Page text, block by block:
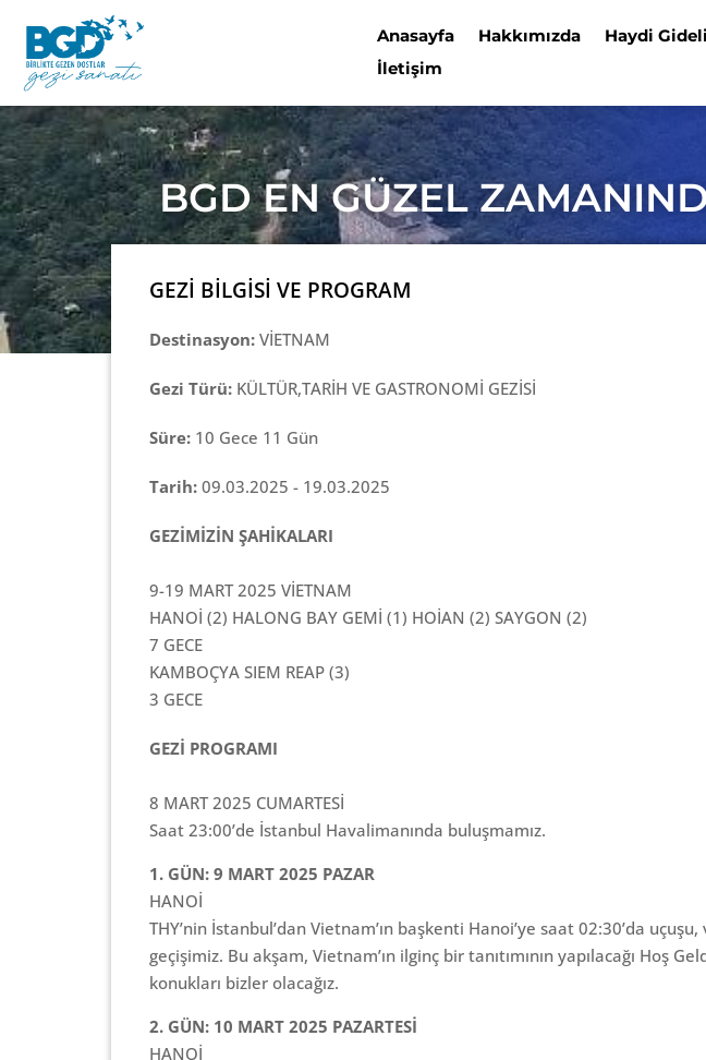
Anasayfa Hakkımızda Haydi
İletişim
BGD EN GÜZEL
GEZİ BİLGİSİ VE PROGRAM
Destinasyon: VİETNAM
Gezi Türü: KÜLTÜR,TARİH VE GASTRONOMİ GEZİSİ
Süre: 10 Gece 11 Gün
Tarih: 09.03.2025 - 19.03.2025
GEZİMİZİN ŞAHİKALARI
9-19 MART 2025 VİETNAM
HANOİ (2) HALONG BAY GEMİ (1) HOİAN (2) SAYGON (2)
7 GECE
KAMBOÇYA SIEM REAP (3)
3 GECE
GEZİ PROGRAMI
8 MART 2025 CUMARTESİ
Saat 23:00’de İstanbul Havalimanında buluşmamız.
1. GÜN: 9 MART 2025 PAZAR
HANOİ
THY’nin İstanbul’dan Vietnam’ın başkenti Hanoi’ye saat 02:30’da uçuşu,
geçişimiz. Bu akşam, Vietnam’ın ilginç bir tanıtımının yapılacağı Hoş
konukları bizler olacağız.
2. GÜN: 10 MART 2025 PAZARTESİ
HANOİ